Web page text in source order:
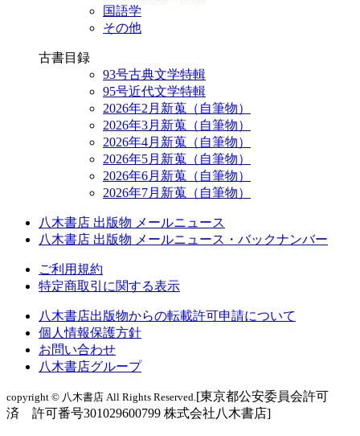
国語学
その他
古書目録
93号古典文学特輯
95号近代文学特輯
2026年2月新蒐（自筆物）
2026年3月新蒐（自筆物）
2026年4月新蒐（自筆物）
2026年5月新蒐（自筆物）
2026年6月新蒐（自筆物）
2026年7月新蒐（自筆物）
八木書店 出版物 メールニュース
八木書店 出版物 メールニュース・バックナンバー
ご利用規約
特定商取引に関する表示
八木書店出版物からの転載許可申請について
個人情報保護方針
お問い合わせ
八木書店グループ
copyright © 八木書店 All Rights Reserved.[東京都公安委員会許可
済 許可番号301029600799 株式会社八木書店]